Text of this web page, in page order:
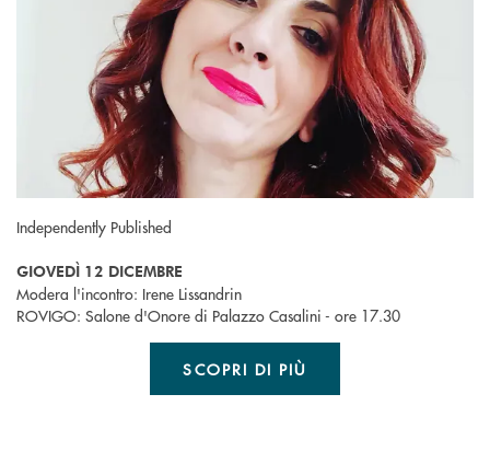
Independently Published
GIOVEDÌ 12 DICEMBRE
Modera l'incontro: Irene Lissandrin
ROVIGO: Salone d'Onore di Palazzo Casalini - ore 17.30
SCOPRI DI PIÙ